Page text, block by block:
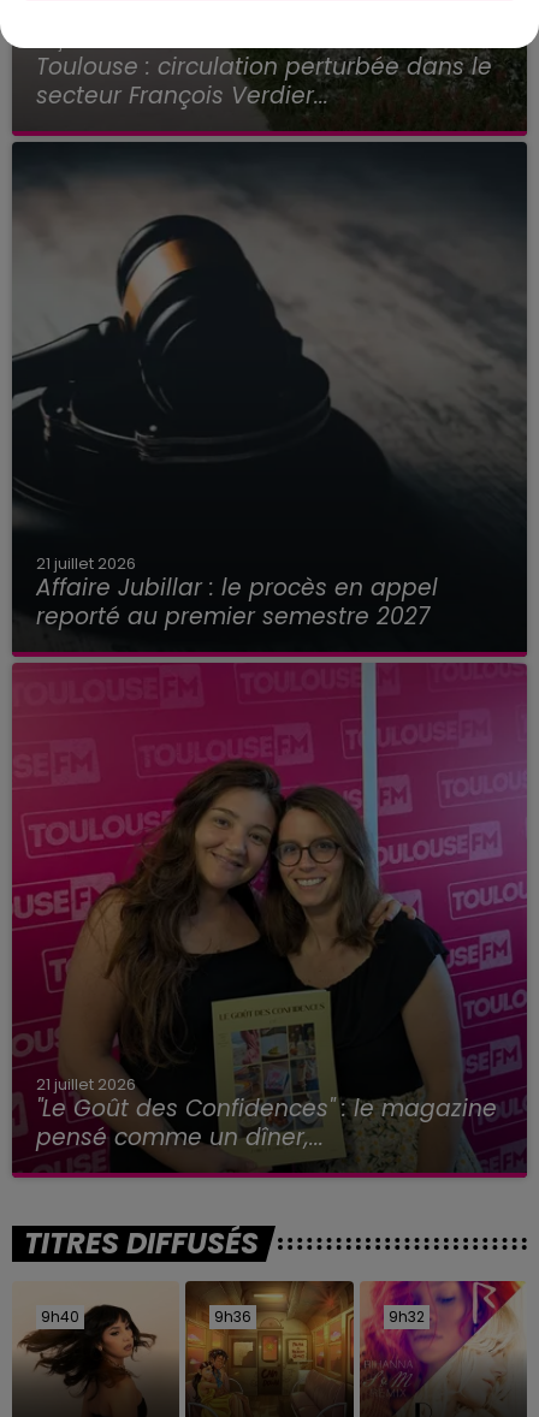
22 juillet 2026
Toulouse : circulation perturbée dans le
secteur François Verdier...
21 juillet 2026
Affaire Jubillar : le procès en appel
reporté au premier semestre 2027
21 juillet 2026
"Le Goût des Confidences" : le magazine
pensé comme un dîner,...
TITRES DIFFUSÉS
9h40
9h40 9h36
9h36 9h32
9h32